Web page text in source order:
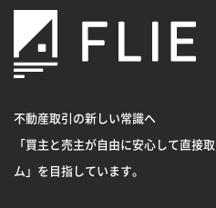
不動産取引の新しい常識へ
「買主と売主が自由に安心して直接
ム」を目指しています。